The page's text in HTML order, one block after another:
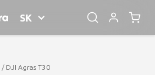
SK
/ DJI Agras T­30